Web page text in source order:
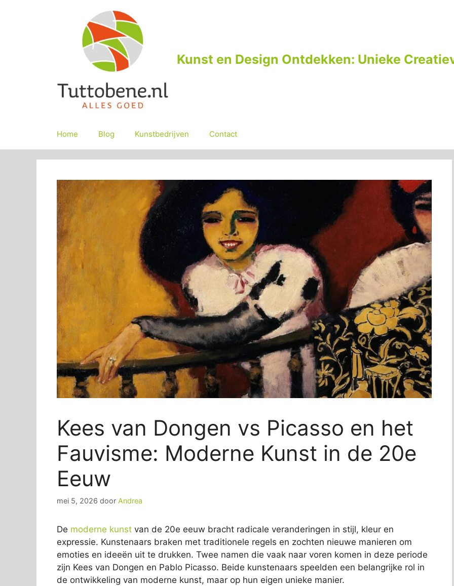
Kunst en Design Ontdekken: Unieke
Home Blog Kunstbedrijven Contact
Kees van Dongen vs Picasso en het
Fauvisme: Moderne Kunst in de 20e
Eeuw
mei 5, 2026 door Andrea
De moderne kunst van de 20e eeuw bracht radicale veranderingen in stijl, kleur en
expressie. Kunstenaars braken met traditionele regels en zochten nieuwe manieren om
emoties en ideeën uit te drukken. Twee namen die vaak naar voren komen in deze periode
zijn Kees van Dongen en Pablo Picasso. Beide kunstenaars speelden een belangrijke rol in
de ontwikkeling van moderne kunst, maar op hun eigen unieke manier.